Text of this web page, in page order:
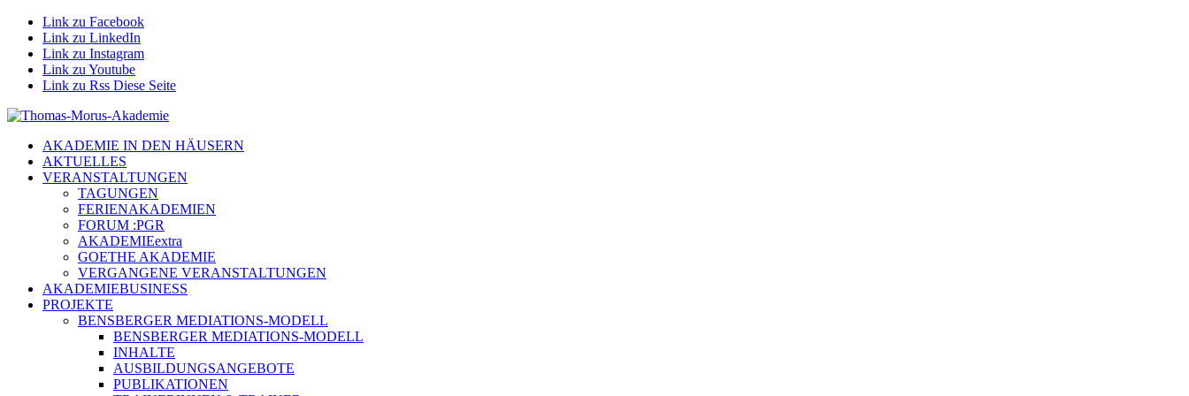
Link zu Facebook
Link zu LinkedIn
Link zu Instagram
Link zu Youtube
Link zu Rss Diese Seite
AKADEMIE IN DEN HÄUSERN
AKTUELLES
VERANSTALTUNGEN
TAGUNGEN
FERIENAKADEMIEN
FORUM :PGR
AKADEMIEextra
GOETHE AKADEMIE
VERGANGENE VERANSTALTUNGEN
AKADEMIEBUSINESS
PROJEKTE
BENSBERGER MEDIATIONS-MODELL
BENSBERGER MEDIATIONS-MODELL
INHALTE
AUSBILDUNGSANGEBOTE
PUBLIKATIONEN